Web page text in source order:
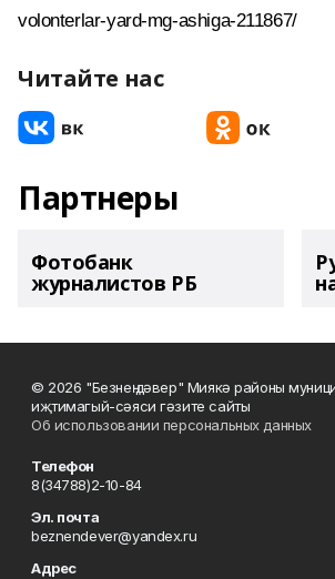
volonterlar-yard-mg-ashiga-211867/
Читайте нас
Партнеры
Фотобанк
журналистов РБ
© 2026 "Безнең дәвер" Миякә районы
иҗтимагый-сәяси гәзите сайты
Об использовании персональных данных
Телефон
8(34788)2-10-84
Эл. почта
beznendever@yandex.ru
Адрес